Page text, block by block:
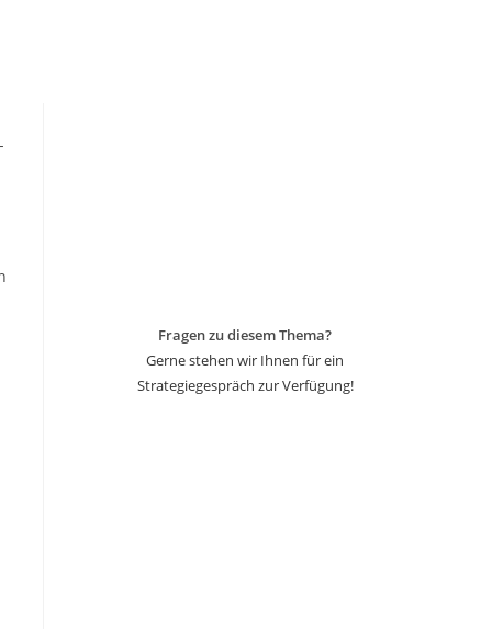
Fragen zu diesem Thema?
Gerne stehen wir Ihnen für ein
Strategiegespräch zur Verfügung!